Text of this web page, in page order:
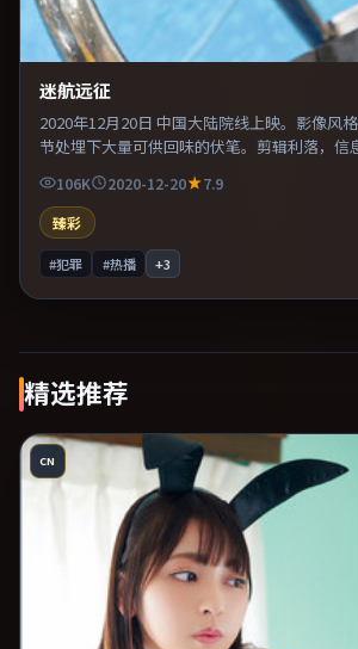
迷航远征
2020年12月20日 中国大陆院线上映。影像风
节处埋下大量可供回味的伏笔。剪辑利落，信
烧脑与推理的观众。既有类型片爽感，也保留
不俗。
106K 2020-12-20
7.9
臻彩
#犯罪 #热播 +3
精选推荐
CN